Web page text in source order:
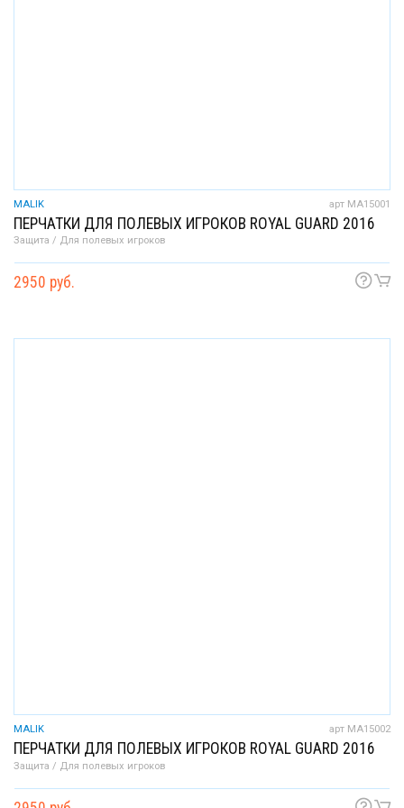
MALIK арт MA15001
ПЕРЧАТКИ ДЛЯ ПОЛЕВЫХ ИГРОКОВ ROYAL GUARD 2016
Защита / Для полевых игроков
2950 руб.
MALIK арт MA15002
ПЕРЧАТКИ ДЛЯ ПОЛЕВЫХ ИГРОКОВ ROYAL GUARD 2016
Защита / Для полевых игроков